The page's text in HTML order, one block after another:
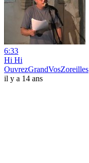
6:33
Hi Hi
OuvrezGrandVosZoreilles
il y a 14 ans